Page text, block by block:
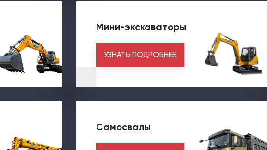
Мини-экскаваторы
УЗНАТЬ ПОДРОБНЕЕ
Самосвалы